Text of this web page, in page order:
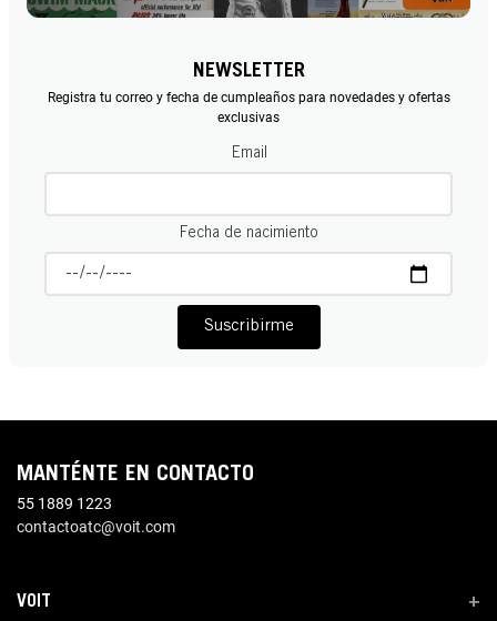
NEWSLETTER
Registra tu correo y fecha de cumpleaños para novedades y ofertas
exclusivas
Email
Fecha de nacimiento
Suscribirme
MANTÉNTE EN CONTACTO
55 1889 1223
contactoatc@voit.com
VOIT +